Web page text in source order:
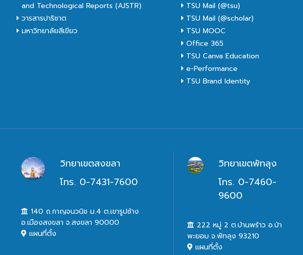
and Technological Reports (AJSTR)
วารสารปาริชาต
มหาวิทยาลัยสีเขียว
TSU Mail (@tsu)
TSU Mail (@scholar)
TSU MOOC
Office 365
TSU Canva Education
e-Performance
TSU Brand Identity
วิทยาเขตสงขลา
โทร. 0-7431-7600
140 ถ.กาญจนวนิช ม.4 ต.เขารูปช้าง
อ.เมืองสงขลา จ.สงขลา 90000
แผนที่ตั้ง
วิทยาเขตพัทลุง
โทร. 0-7460-
9600
222 หมู่ 2 ต.บ้านพร้าว อ.ป่า
พะยอม จ.พัทลุง 93210
แผนที่ตั้ง